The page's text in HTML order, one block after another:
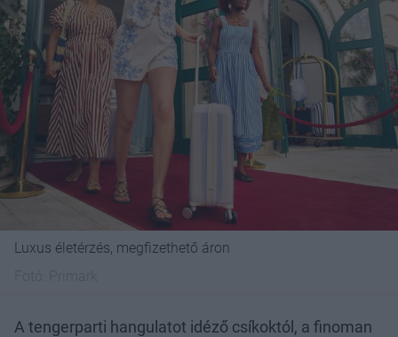
Luxus életérzés, megfizethető áron
A tengerparti hangulatot idéző csíkoktól, a finoman